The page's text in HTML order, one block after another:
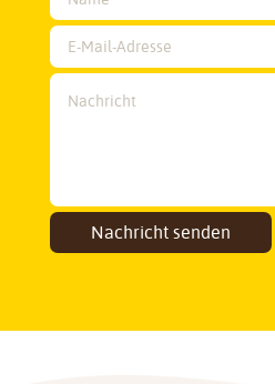
Nachricht senden